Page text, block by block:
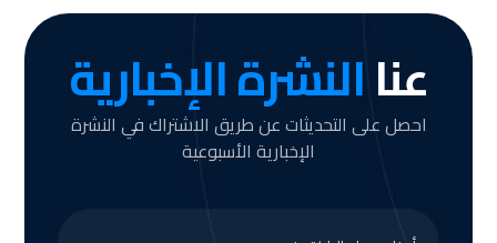
عناالنشرة الإخبارية
احصل على التحديثات عن طريق الاشتراك في النشرة
الإخبارية الأسبوعية